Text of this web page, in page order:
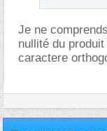
Je ne
nullité du
caractere